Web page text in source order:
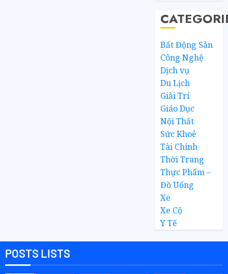
Bất Động Sản
Công Nghệ
Dịch vụ
Du Lịch
Giải Trí
Giáo Dục
Nội Thất
Sức Khoẻ
Tài Chính
Thời Trang
Thực Phẩm –
Đồ Uống
Xe
Xe Cộ
Y Tế
POSTS LISTS